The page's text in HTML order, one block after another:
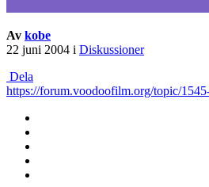
Av kobe
22 juni 2004 i Diskussioner
Dela
https://forum.voodoofilm.org/topic/